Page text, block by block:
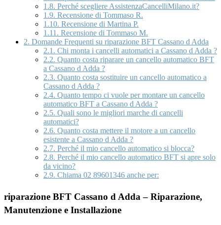
1.8. Perché scegliere AssistenzaCancelliMilano.it?
1.9. Recensione di Tommaso R.
1.10. Recensione di Martina P.
1.11. Recensione di Tommaso M.
2. Domande Frequenti su riparazione BFT Cassano d Adda
2.1. Chi monta i cancelli automatici a Cassano d Adda ?
2.2. Quanto costa riparare un cancello automatico BFT
a Cassano d Adda ?
2.3. Quanto costa sostituire un cancello automatico a
Cassano d Adda ?
2.4. Quanto tempo ci vuole per montare un cancello
automatico BFT a Cassano d Adda ?
2.5. Quali sono le migliori marche di cancelli
automatici?
2.6. Quanto costa mettere il motore a un cancello
esistente a Cassano d Adda ?
2.7. Perché il mio cancello automatico si blocca?
2.8. Perché il mio cancello automatico BFT si apre solo
da vicino?
2.9. Chiama 02 89601346 anche per:
riparazione BFT Cassano d Adda – Riparazione,
Manutenzione e Installazione